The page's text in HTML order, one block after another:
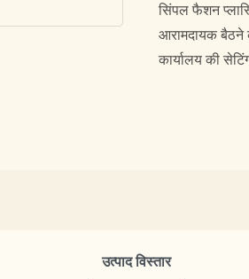
सिंपल फैशन
आरामदायक बैठने
कार्यालय की
उत्पाद विस्तार